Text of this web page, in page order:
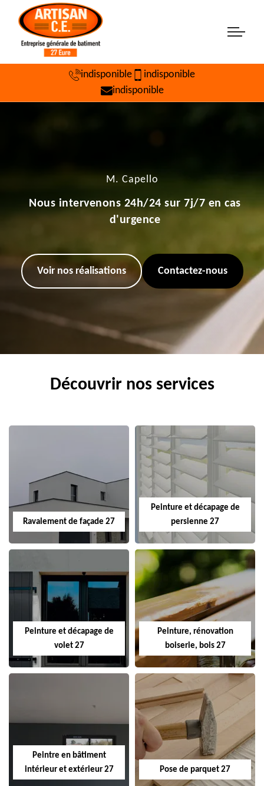
indisponible
indisponible
indisponible
M. Capello
Nous intervenons 24h/24 sur 7j/7 en cas
d'urgence
Voir nos réalisations Contactez-nous
Découvrir nos services
Ravalement de façade 27
Peinture et décapage de
persienne 27
Peinture et décapage de
volet 27
Peinture, rénovation
boiserie, bois 27
Peintre en bâtiment
intérieur et extérieur 27
Pose de parquet 27